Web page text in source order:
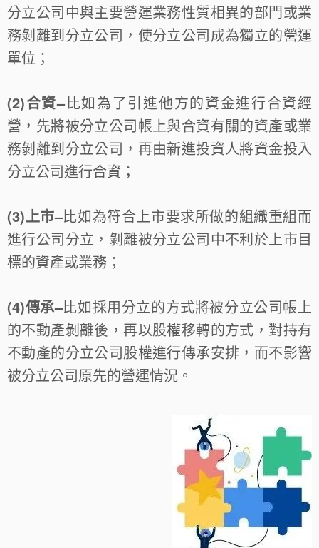
分立公司中與主要營運業務性質相異的部門或業
務剝離到分立公司，使分立公司成為獨立的營運
單位；
(2)合資–比如為了引進他方的資金進行合資經
營，先將被分立公司帳上與合資有關的資產或業
務剝離到分立公司，再由新進投資人將資金投入
分立公司進行合資；
(3)上市–比如為符合上市要求所做的組織重組而
進行公司分立，剝離被分立公司中不利於上市目
標的資產或業務；
(4)傳承–比如採用分立的方式將被分立公司帳上
的不動產剝離後，再以股權移轉的方式，對持有
不動產的分立公司股權進行傳承安排，而不影響
被分立公司原先的營運情況。